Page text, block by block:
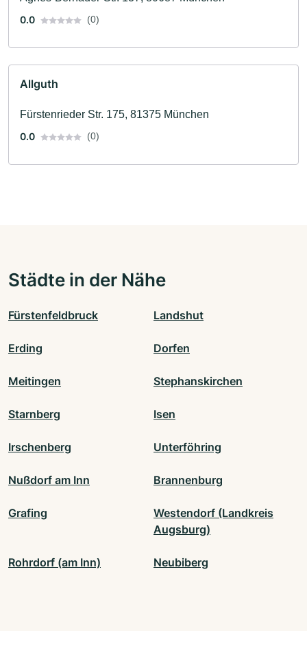
0.0
(0)
Allguth
Fürstenrieder Str. 175, 81375 München
0.0
(0)
Städte in der Nähe
Fürstenfeldbruck Landshut
Erding Dorfen
Meitingen Stephanskirchen
Starnberg Isen
Irschenberg Unterföhring
Nußdorf am Inn Brannenburg
Grafing
Westendorf (Landkreis
Augsburg)
Rohrdorf (am Inn) Neubiberg